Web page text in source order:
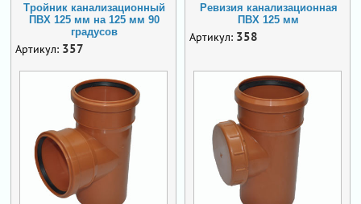
Тройник канализационный
ПВХ 125 мм на 125 мм 90
градусов
Артикул: 357
Ревизия канализационная
ПВХ 125 мм
Артикул: 358